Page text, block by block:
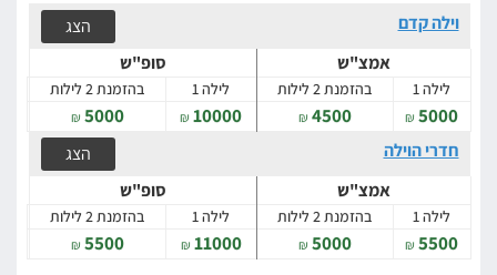
וילה קדם
הצג
אמצ"ש
סופ"ש
לילה 1 בהזמנת 2 לילות לילה 1 בהזמנת 2 לילות
5000
₪
4500
₪
10000
₪
5000
₪
חדרי הוילה
הצג
אמצ"ש
סופ"ש
לילה 1 בהזמנת 2 לילות לילה 1 בהזמנת 2 לילות
5500
₪
5000
₪
11000
₪
5500
₪